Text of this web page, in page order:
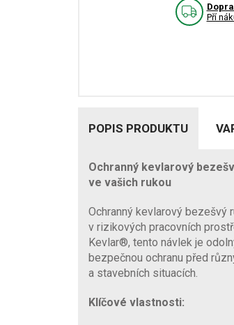
Pří
POPIS PRODUKTU
Ochranný kevlarový
ve vašich rukou
Ochranný kevlarový bezešvý
v rizikových pracovních
Kevlar®, tento návlek je
bezpečnou ochranu před
a stavebních situacích.
Klíčové vlastnosti: